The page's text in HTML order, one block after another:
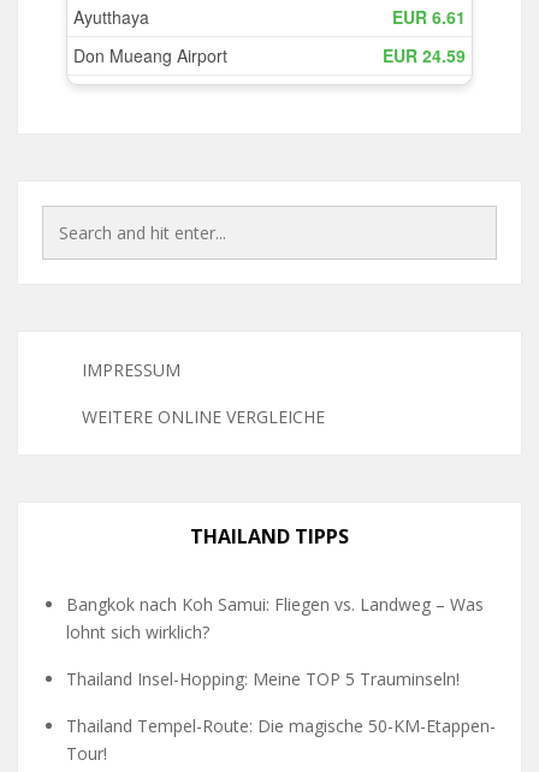
IMPRESSUM
WEITERE ONLINE VERGLEICHE
THAILAND TIPPS
Bangkok nach Koh Samui: Fliegen vs. Landweg – Was
lohnt sich wirklich?
Thailand Insel-Hopping: Meine TOP 5 Trauminseln!
Thailand Tempel-Route: Die magische 50-KM-Etappen-
Tour!